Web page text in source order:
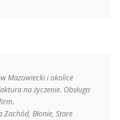
Mazowiecki i okolice
na życzenie. Obsługa
Błonie, Stare